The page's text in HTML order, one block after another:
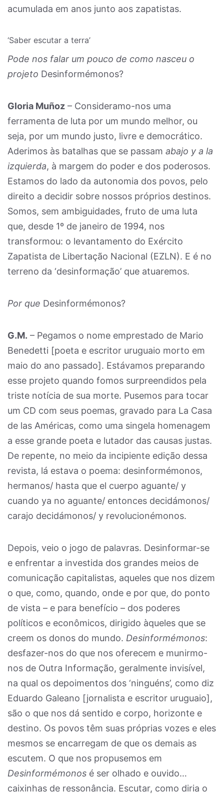
acumulada em anos junto aos zapatistas.
‘Saber escutar a terra’
Pode nos falar um pouco de como nasceu o
projeto Desinformémonos?
Gloria Muñoz – Consideramo-nos uma
ferramenta de luta por um mundo melhor, ou
seja, por um mundo justo, livre e democrático.
Aderimos às batalhas que se passam abajo y a la
izquierda, à margem do poder e dos poderosos.
Estamos do lado da autonomia dos povos, pelo
direito a decidir sobre nossos próprios destinos.
Somos, sem ambiguidades, fruto de uma luta
que, desde 1º de janeiro de 1994, nos
transformou: o levantamento do Exército
Zapatista de Libertação Nacional (EZLN). E é no
terreno da ‘desinformação’ que atuaremos.
Por que Desinformémonos?
G.M. – Pegamos o nome emprestado de Mario
Benedetti [poeta e escritor uruguaio morto em
maio do ano passado]. Estávamos preparando
esse projeto quando fomos surpreendidos pela
triste notícia de sua morte. Pusemos para tocar
um CD com seus poemas, gravado para La Casa
de las Américas, como uma singela homenagem
a esse grande poeta e lutador das causas justas.
De repente, no meio da incipiente edição dessa
revista, lá estava o poema: desinformémonos,
hermanos/ hasta que el cuerpo aguante/ y
cuando ya no aguante/ entonces decidámonos/
carajo decidámonos/ y revolucionémonos.
Depois, veio o jogo de palavras. Desinformar-se
e enfrentar a investida dos grandes meios de
comunicação capitalistas, aqueles que nos dizem
o que, como, quando, onde e por que, do ponto
de vista – e para benefício – dos poderes
políticos e econômicos, dirigido àqueles que se
creem os donos do mundo. Desinformémonos:
desfazer-nos do que nos oferecem e munirmo-
nos de Outra Informação, geralmente invisível,
na qual os depoimentos dos ‘ninguéns’, como diz
Eduardo Galeano [jornalista e escritor uruguaio],
são o que nos dá sentido e corpo, horizonte e
destino. Os povos têm suas próprias vozes e eles
mesmos se encarregam de que os demais as
escutem. O que nos propusemos em
Desinformémonos é ser olhado e ouvido…
caixinhas de ressonância. Escutar, como diria o